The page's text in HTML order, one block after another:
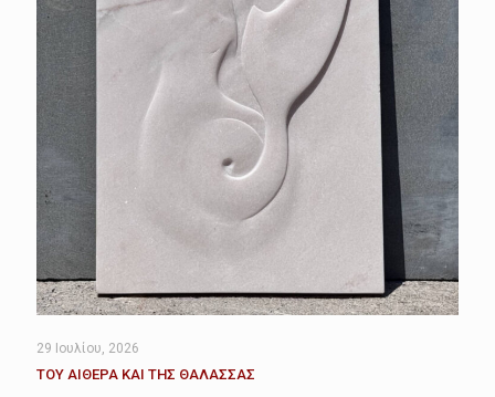
29 Ιουλίου, 2026
ΤΟΥ ΑΙΘΕΡΑ ΚΑΙ ΤΗΣ ΘΑΛΑΣΣΑΣ